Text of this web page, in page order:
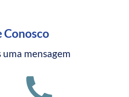
Conosco
mensagem